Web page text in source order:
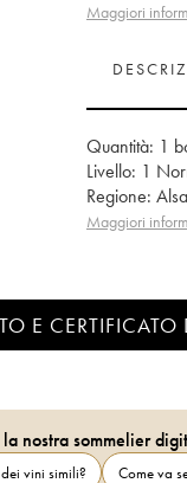
Maggiori
Quantità: 1
Livello: 1
Regione:
Proprietario:
Maggiori
E
nostra sommelier
vini simili? Come va